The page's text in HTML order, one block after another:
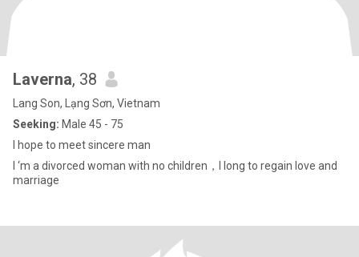
Laverna, 38
Lang Son, Lạng Sơn, Vietnam
Seeking: Male 45 - 75
I hope to meet sincere man
I ‘m a divorced woman with no children，I long to regain love and
marriage